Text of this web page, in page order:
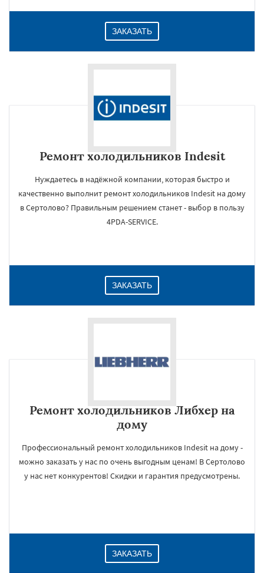
ЗАКАЗАТЬ
Ремонт холодильников Indesit
Нуждаетесь в надёжной компании, которая быстро и
качественно выполнит ремонт холодильников Indesit на дому
в Сертолово? Правильным решением станет - выбор в пользу
4PDA-SERVICE.
ЗАКАЗАТЬ
Ремонт холодильников Либхер на
дому
Профессиональный ремонт холодильников Indesit на дому -
можно заказать у нас по очень выгодным ценам! В Сертолово
у нас нет конкурентов! Скидки и гарантия предусмотрены.
ЗАКАЗАТЬ